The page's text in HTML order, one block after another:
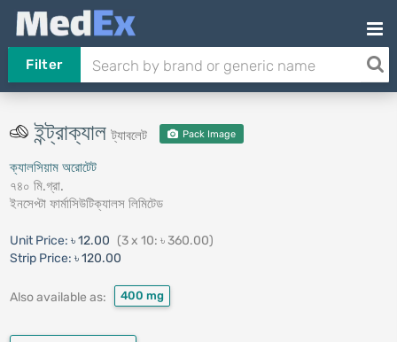
Filter
ইন্ট্রাক্যালট্যাবলেট Pack Image
ক্যালসিয়াম অরোটেট
৭৪০ মি.গ্রা.
ইনসেপ্টা ফার্মাসিউটিক্যালস লিমিটেড
Unit Price: ৳ 12.00 (3 x 10: ৳ 360.00)
Strip Price: ৳ 120.00
Also available as: 400 mg